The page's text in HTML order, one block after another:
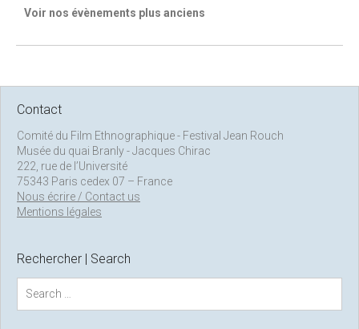
Voir nos évènements plus anciens
Contact
Comité du Film Ethnographique - Festival Jean Rouch
Musée du quai Branly - Jacques Chirac
222, rue de l’Université
75343 Paris cedex 07 – France
Nous écrire / Contact us
Mentions légales
Rechercher | Search
a